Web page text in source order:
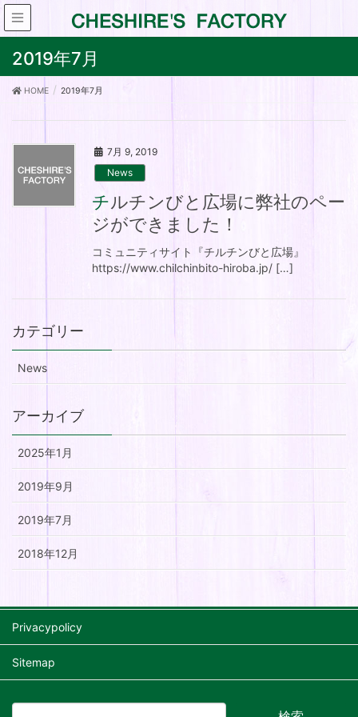
2019年7月
HOME 2019年7月
7月 9, 2019
News
チルチンびと広場に弊社のペー
ジができました！
コミュニティサイト『チルチンびと広場』
https://www.chilchinbito-hiroba.jp/ […]
カテゴリー
News
アーカイブ
2025年1月
2019年9月
2019年7月
2018年12月
Privacypolicy
Sitemap